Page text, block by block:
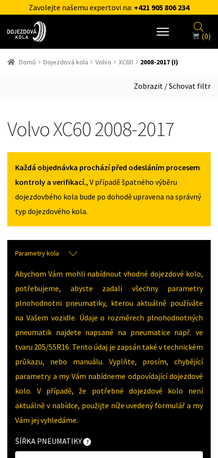
Zavolejte našemu expertovi na: +421 905 806 234
(0)
Domů Dojezdová kola Volvo XC60 2008-2017 (I)
Zobrazit / Schovat filtr
Volvo XC60 2008-2017
Každá objednávka prochází před odesláním procesem
kontroly a verifikací., V případě špatného výběru
dojezdovbého kola bude po dohodě upravena na správný
typ dojezdového kola.
Parametry kola
Abychom Vám mohli nabídnout vhodné dojezdové kolo,
potřebujeme, abyste zadali všechny parametry
plnohodnotni pneumatiky, kterou aktuálně používáte
na Vašem vozidle. Údaje o rozměrech plnohodnotných
pneumatik najdete napsané na pneumatice např. ve
tvaru 205/55R16. Tento údaj je zapsán také v technickém
průkazu, nebo manuálu. Vyplňte, prosím, chybějící
parametry a my Vám nabídneme odpovídající dojezdové
kolo. V případě, že potřebné dojezdové kolo není
aktuálně v nabídce, použijte níže uvedený formulář a my
Vám jej vyhledáme.
ŠÍŘKA PNEUMATIKY